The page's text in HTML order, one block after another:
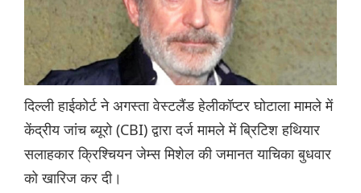
दिल्ली हाईकोर्ट ने अगस्ता वेस्टलैंड हेलीकॉप्टर घोटाला मामले में
केंद्रीय जांच ब्यूरो (CBI) द्वारा दर्ज मामले में ब्रिटिश हथियार
सलाहकार क्रिश्चियन जेम्स मिशेल की जमानत याचिका बुधवार
को खारिज कर दी।